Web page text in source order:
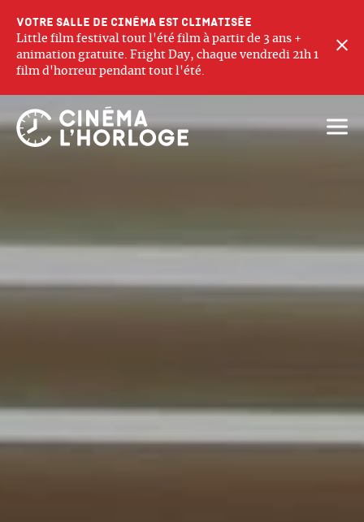
Votre salle de cinéma est climatisée
Little film festival tout l'été film à partir de 3 ans +
animation gratuite. Fright Day, chaque vendredi 21h 1
film d'horreur pendant tout l'été.